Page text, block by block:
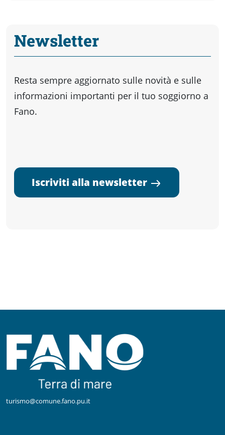
Newsletter
Resta sempre aggiornato sulle novità e sulle
informazioni importanti per il tuo soggiorno a
Fano.
Iscriviti alla newsletter
turismo@comune.fano.pu.it